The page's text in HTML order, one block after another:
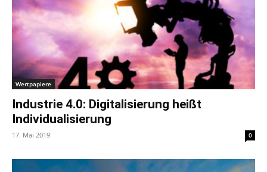
Wertpapiere
Industrie 4.0: Digitalisierung heißt
Individualisierung
17. Mai 2019 0